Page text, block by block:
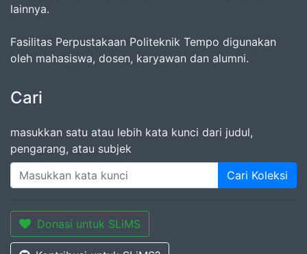
lainnya.
Fasilitas Perpustakaan Politeknik Tempo digunakan
oleh mahasiswa, dosen, karyawan dan alumni.
Cari
masukkan satu atau lebih kata kunci dari judul,
pengarang, atau subjek
Cari Koleksi
Donasi untuk SLiMS